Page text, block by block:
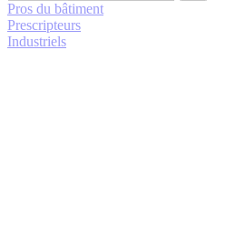
Pros du bâtiment
Prescripteurs
Industriels